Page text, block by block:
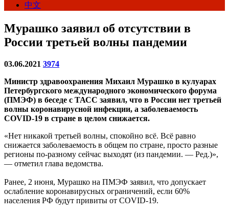
中文
Мурашко заявил об отсутствии в
России третьей волны пандемии
03.06.2021 3974
Министр здравоохранения Михаил Мурашко в кулуарах
Петербургского международного экономического форума
(ПМЭФ) в беседе с ТАСС заявил, что в России нет третьей
волны коронавирусной инфекции, а заболеваемость
COVID-19 в стране в целом снижается.
«Нет никакой третьей волны, спокойно всё. Всё равно
снижается заболеваемость в общем по стране, просто разные
регионы по-разному сейчас выходят (из пандемии. — Ред.)»,
— отметил глава ведомства.
Ранее, 2 июня, Мурашко на ПМЭФ заявил, что допускает
ослабление коронавирусных ограничений, если 60%
населения РФ будут привиты от COVID-19.